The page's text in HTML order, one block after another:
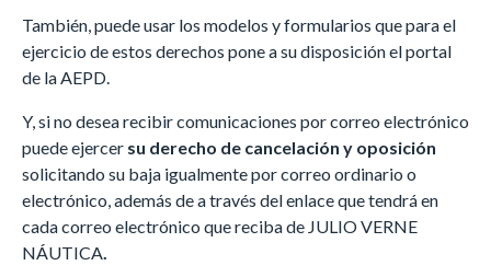
También, puede usar los modelos y formularios que para el
ejercicio de estos derechos pone a su disposición el portal
de la AEPD.
Y, si no desea recibir comunicaciones por correo electrónico
puede ejercer su derecho de cancelación y oposición
solicitando su baja igualmente por correo ordinario o
electrónico, además de a través del enlace que tendrá en
cada correo electrónico que reciba de JULIO VERNE
NÁUTICA.